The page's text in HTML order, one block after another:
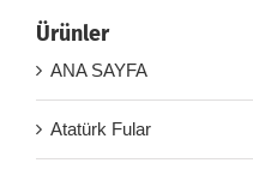
Ürünler
ANA SAYFA
Atatürk Fular